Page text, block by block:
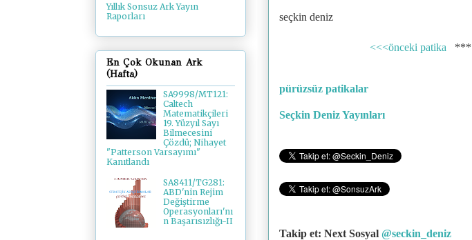
seçkin deniz
<<<önceki patika ***
pürüzsüz patikalar
Seçkin Deniz Yayınları
Takip et: Next Sosyal @seckin_deniz
Yıllık Sonsuz Ark Yayın
Raporları
En Çok Okunan Ark
(Hafta)
SA9998/MT121:
Caltech
Matematikçileri
19. Yüzyıl Sayı
Bilmecesini
Çözdü; Nihayet
"Patterson Varsayımı"
Kanıtlandı
SA8411/TG281:
ABD'nin Rejim
Değiştirme
Operasyonları'nı
n Başarısızlığı-II